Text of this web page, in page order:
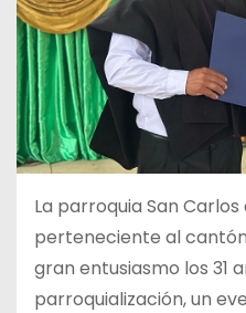
La parroquia San Carlos
perteneciente al
gran entusiasmo los 31
parroquialización, un